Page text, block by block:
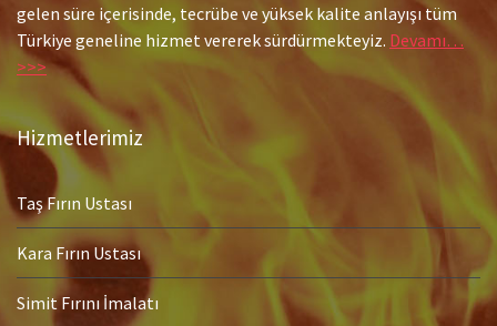
gelen süre içerisinde, tecrübe ve yüksek kalite anlayışı tüm
Türkiye geneline hizmet vererek sürdürmekteyiz. Devamı…
>>>
Hizmetlerimiz
Taş Fırın Ustası
Kara Fırın Ustası
Simit Fırını İmalatı